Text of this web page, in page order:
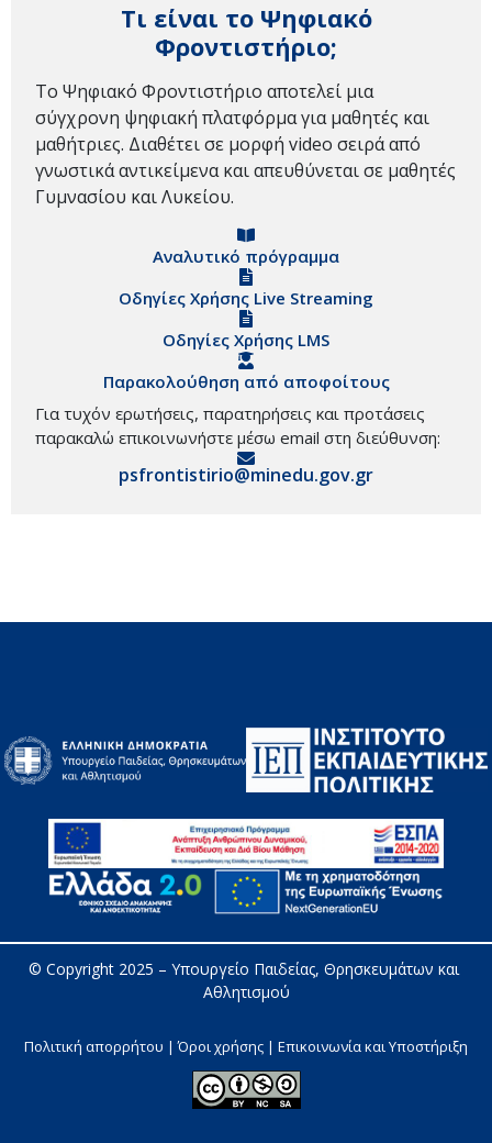
Τι είναι το Ψηφιακό
Φροντιστήριο;
Το Ψηφιακό Φροντιστήριο αποτελεί μια
σύγχρονη ψηφιακή πλατφόρμα για μαθητές και
μαθήτριες. Διαθέτει σε μορφή video σειρά από
γνωστικά αντικείμενα και απευθύνεται σε μαθητές
Γυμνασίου και Λυκείου.
Αναλυτικό πρόγραμμα
Οδηγίες Χρήσης Live Streaming
Οδηγίες Χρήσης LMS
Παρακολούθηση από αποφοίτους
Για τυχόν ερωτήσεις, παρατηρήσεις και προτάσεις
παρακαλώ επικοινωνήστε μέσω email στη διεύθυνση:
psfrontistirio@minedu.gov.gr
© Copyright 2025 – Υπουργείο Παιδείας, Θρησκευμάτων και
Αθλητισμού
Πολιτική απορρήτου | Όροι χρήσης | Επικοινωνία και Υποστήριξη